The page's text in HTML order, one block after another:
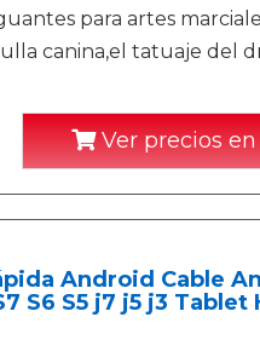
para artes
canina,el tatuaje del
Ver precios
Android Cable
S6 S5 j7 j5 j3 Tablet